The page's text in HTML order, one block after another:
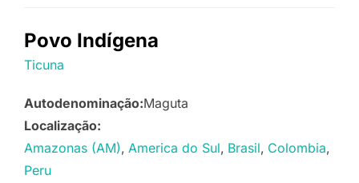
Povo Indígena
Ticuna
Autodenominação:Maguta
Localização:
Amazonas (AM) America do Sul Brasil Colombia
Peru